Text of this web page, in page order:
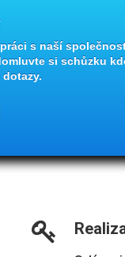
s naší
si schůzku